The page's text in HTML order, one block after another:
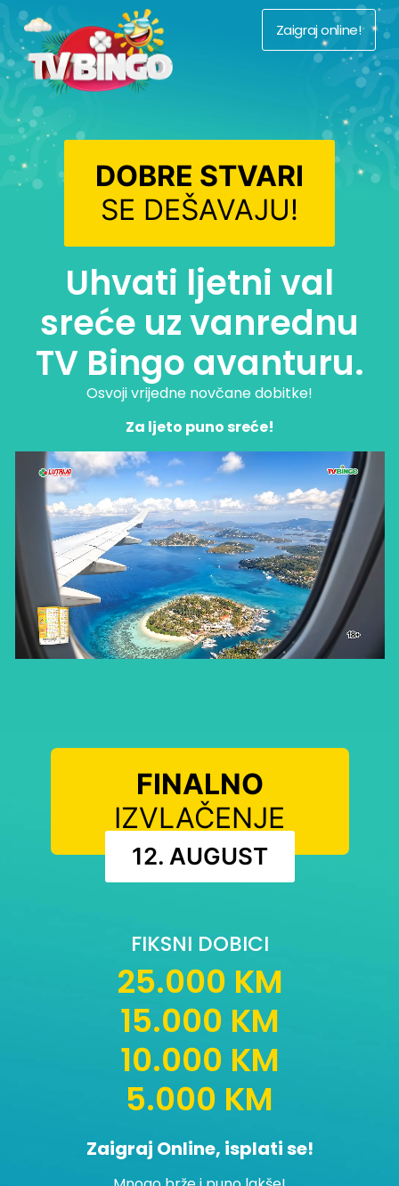
Zaigraj online!
DOBRE STVARI
SE DEŠAVAJU!
Uhvati ljetni val
sreće uz vanrednu
TV Bingo avanturu.
Osvoji vrijedne novčane dobitke!
Za ljeto puno sreće!
FINALNO
IZVLAČENJE
12. AUGUST
FIKSNI DOBICI
25.000 KM
15.000 KM
10.000 KM
5.000 KM
Zaigraj Online, isplati se!